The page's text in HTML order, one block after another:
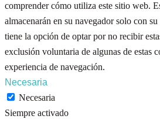
comprender cómo utiliza este sitio web.
almacenarán en su navegador solo con
tiene la opción de optar por no recibir
exclusión voluntaria de algunas de estas
experiencia de navegación.
Necesaria
Necesaria
Siempre activado